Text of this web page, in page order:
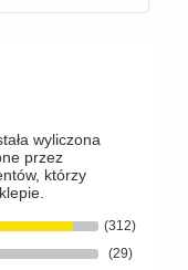
wyliczona
przez
którzy
(312)
(29)